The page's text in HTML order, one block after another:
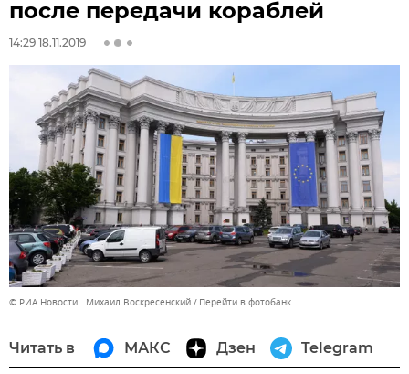
после передачи кораблей
14:29 18.11.2019
© РИА Новости . Михаил Воскресенский Перейти в фотобанк
Читать в МАКС Дзен Telegram